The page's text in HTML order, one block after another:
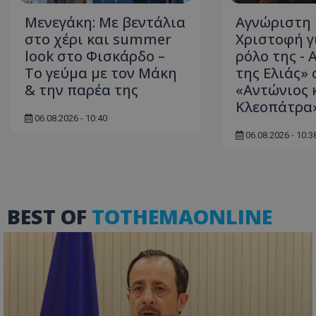
Μενεγάκη: Με βεντάλια
στο χέρι και summer
look στο Φισκάρδο –
Το γεύμα με τον Μάκη
& την παρέα της
06.08.2026 - 10:40
Αγνώριστη
Χριστοφή
ρόλο της -
της Ελιάς»
«Αντώνιος
06.08.2026 -
BEST OF TOTHEMAONLINE